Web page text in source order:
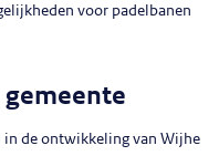
voor padelbanen
in de ontwikkeling van Wijhe